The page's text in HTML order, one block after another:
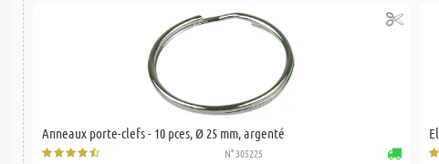
Anneaux porte-clefs - 10 pces, Ø 25 mm, argenté
N° 305225